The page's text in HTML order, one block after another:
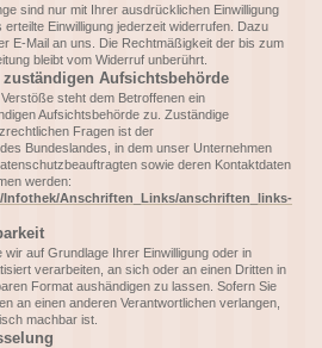
sind nur mit Ihrer ausdrücklichen Einwilligung
Einwilligung jederzeit widerrufen. Dazu
E-Mail an uns. Die Rechtmäßigkeit der bis zum
bleibt vom Widerruf unberührt.
Aufsichtsbehörde
steht dem Betroffenen ein
Aufsichtsbehörde zu. Zuständige
Fragen ist der
Bundeslandes, in dem unser Unternehmen
sowie deren Kontaktdaten
werden:
Anschriften_Links/anschriften_links-
auf Grundlage Ihrer Einwilligung oder in
verarbeiten, an sich oder an einen Dritten in
Format aushändigen zu lassen. Sofern Sie
an einen anderen Verantwortlichen verlangen,
machbar ist.